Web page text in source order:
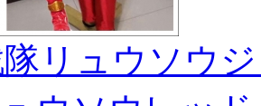
リュウソウ